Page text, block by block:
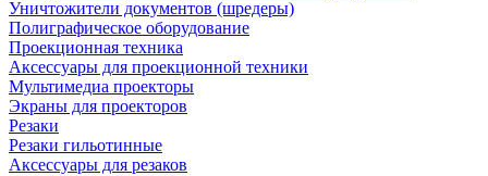
Уничтожители документов (шредеры)
Полиграфическое оборудование
Проекционная техника
Аксессуары для проекционной техники
Мультимедиа проекторы
Экраны для проекторов
Резаки
Резаки гильотинные
Аксессуары для резаков